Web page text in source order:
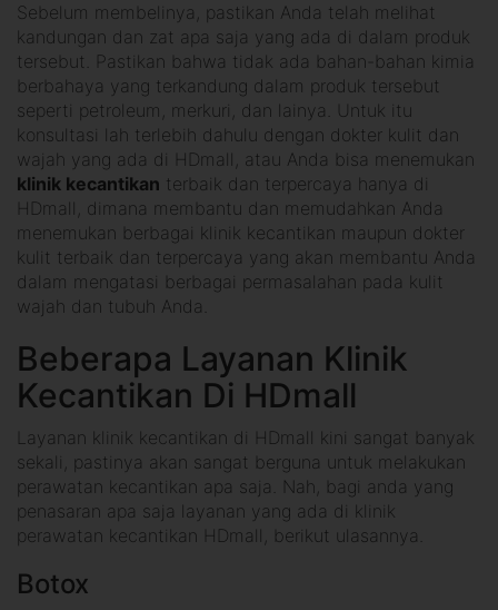
Sebelum membelinya, pastikan Anda telah melihat
kandungan dan zat apa saja yang ada di dalam produk
tersebut. Pastikan bahwa tidak ada bahan-bahan kimia
berbahaya yang terkandung dalam produk tersebut
seperti petroleum, merkuri, dan lainya. Untuk itu
konsultasi lah terlebih dahulu dengan dokter kulit dan
wajah yang ada di HDmall, atau Anda bisa menemukan
klinik kecantikan terbaik dan terpercaya hanya di
HDmall, dimana membantu dan memudahkan Anda
menemukan berbagai klinik kecantikan maupun dokter
kulit terbaik dan terpercaya yang akan membantu Anda
dalam mengatasi berbagai permasalahan pada kulit
wajah dan tubuh Anda.
Beberapa Layanan Klinik
Kecantikan Di HDmall
Layanan klinik kecantikan di HDmall kini sangat banyak
sekali, pastinya akan sangat berguna untuk melakukan
perawatan kecantikan apa saja. Nah, bagi anda yang
penasaran apa saja layanan yang ada di klinik
perawatan kecantikan HDmall, berikut ulasannya.
Botox